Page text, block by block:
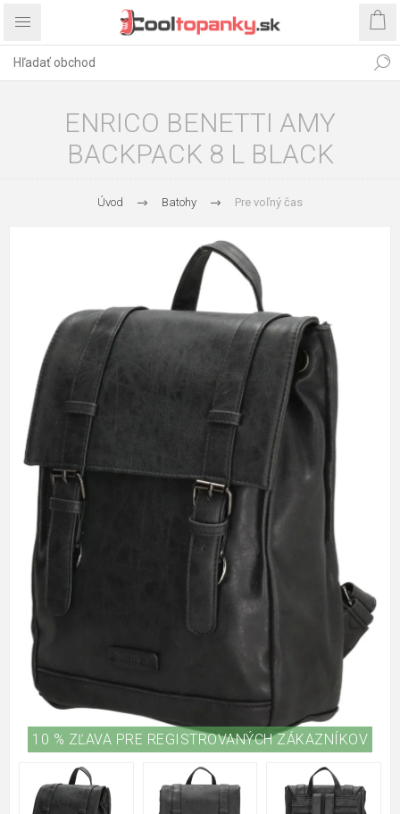
ENRICO BENETTI AMY
BACKPACK 8 L BLACK
Úvod Batohy Pre voľný čas
10 % ZĽAVA PRE REGISTROVANÝCH ZÁKAZNÍKOV